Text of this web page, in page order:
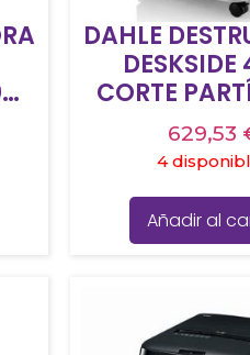
DAHLE
CORTE
4X35MM
MAN/19-
ENTRADA
629,53
4
Añadir al